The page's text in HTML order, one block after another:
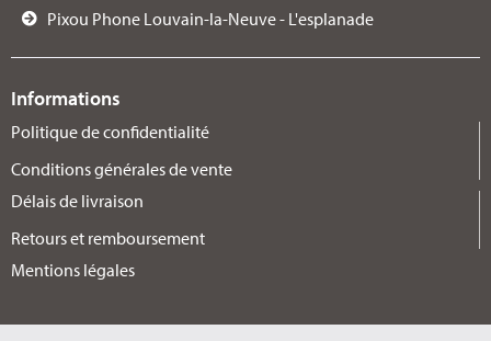
Pixou Phone Louvain-la-Neuve - L'esplanade
Informations
Politique de confidentialité
Conditions générales de vente
Délais de livraison
Retours et remboursement
Mentions légales